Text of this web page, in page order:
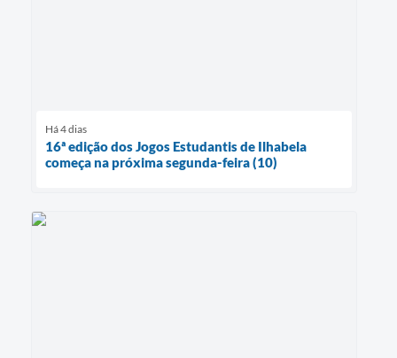
Há 4 dias
16ª edição dos Jogos Estudantis de Ilhabela
começa na próxima segunda-feira (10)